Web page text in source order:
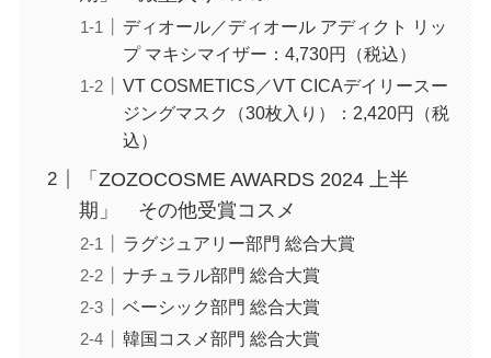
ディオール／ディオール アディクト リッ
プ マキシマイザー：4,730円（税込）
VT COSMETICS／VT CICAデイリースー
ジングマスク（30枚入り）：2,420円（税
込）
「ZOZOCOSME AWARDS 2024 上半
期」 その他受賞コスメ
ラグジュアリー部門 総合大賞
ナチュラル部門 総合大賞
ベーシック部門 総合大賞
韓国コスメ部門 総合大賞